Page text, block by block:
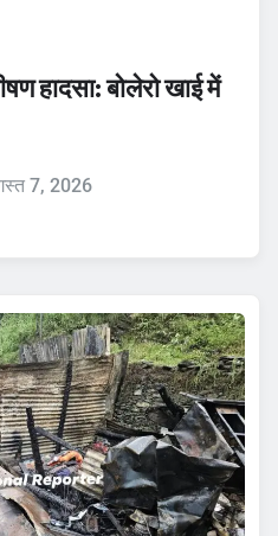
हादसा: बोलेरो खाई में
7, 2026